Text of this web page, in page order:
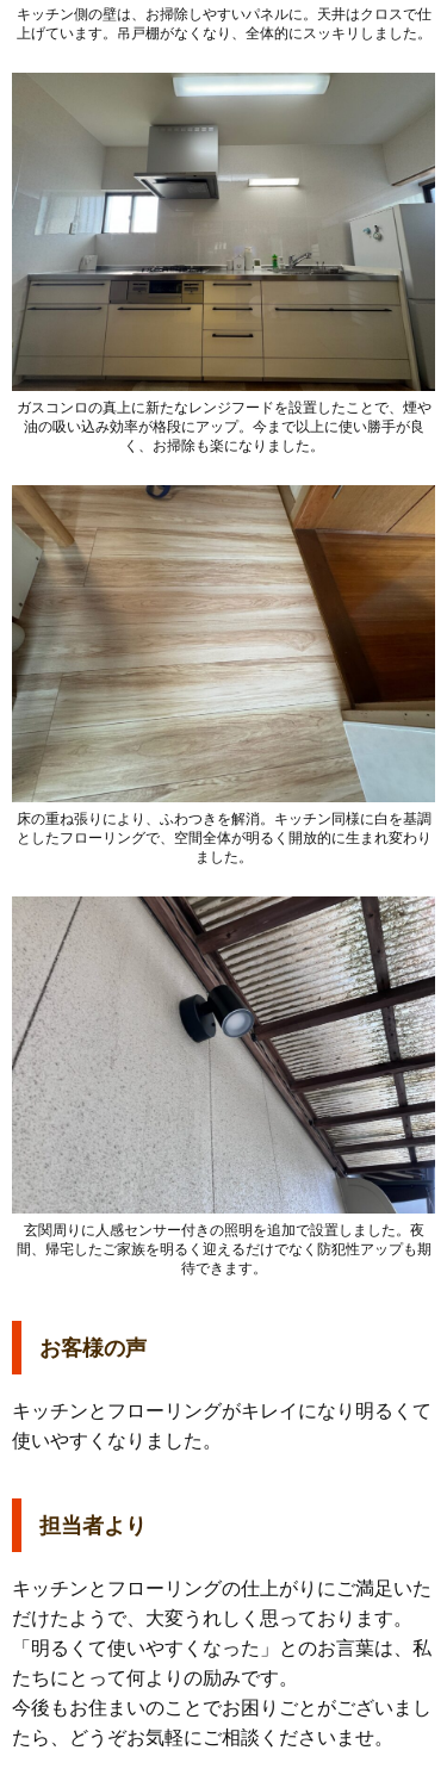
キッチン側の壁は、お掃除しやすいパネルに。天井はクロスで仕
上げています。吊戸棚がなくなり、全体的にスッキリしました。
ガスコンロの真上に新たなレンジフードを設置したことで、煙や
油の吸い込み効率が格段にアップ。今まで以上に使い勝手が良
く、お掃除も楽になりました。
床の重ね張りにより、ふわつきを解消。キッチン同様に白を基調
としたフローリングで、空間全体が明るく開放的に生まれ変わり
ました。
玄関周りに人感センサー付きの照明を追加で設置しました。夜
間、帰宅したご家族を明るく迎えるだけでなく防犯性アップも期
待できます。
お客様の声
キッチンとフローリングがキレイになり明るくて
使いやすくなりました。
担当者より
キッチンとフローリングの仕上がりにご満足いた
だけたようで、大変うれしく思っております。
「明るくて使いやすくなった」とのお言葉は、私
たちにとって何よりの励みです。
今後もお住まいのことでお困りごとがございまし
たら、どうぞお気軽にご相談くださいませ。